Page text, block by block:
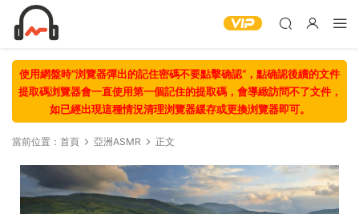
使用網盤時“浏覽器彈出的記住密碼不要點擊确認“，點确認後續的文件
提取碼浏覽器會一直使用第一個記住的提取碼，會導緻訪問不了文件，
如已經出現這種情況清理浏覽器緩存或更換浏覽器即可。
當前位置： 首頁 亞洲ASMR 正文